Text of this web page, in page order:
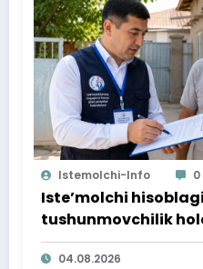
Istemolchi-Info 0
Iste’molchi
tushunmovchilik
qilindi
04.08.2026